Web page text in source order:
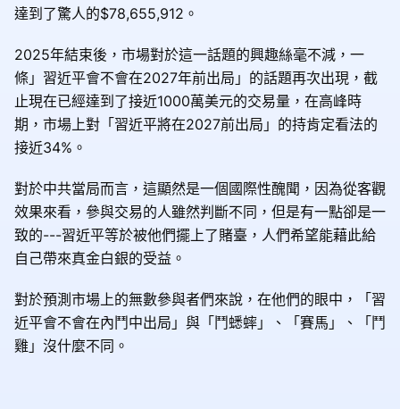
達到了驚人的$78,655,912。
2025年結束後，市場對於這一話題的興趣絲毫不減，一
條」習近平會不會在2027年前出局」的話題再次出現，截
止現在已經達到了接近1000萬美元的交易量，在高峰時
期，市場上對「習近平將在2027前出局」的持肯定看法的
接近34%。
對於中共當局而言，這顯然是一個國際性醜聞，因為從客觀
效果來看，參與交易的人雖然判斷不同，但是有一點卻是一
致的---習近平等於被他們擺上了賭臺，人們希望能藉此給
自己帶來真金白銀的受益。
對於預測市場上的無數參與者們來說，在他們的眼中，「習
近平會不會在內鬥中出局」與「鬥蟋蟀」、「賽馬」、「鬥
雞」沒什麼不同。